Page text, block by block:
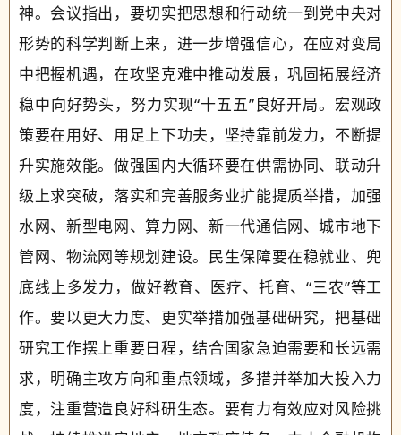
神。会议指出，要切实把思想和行动统一到党中央对
形势的科学判断上来，进一步增强信心，在应对变局
中把握机遇，在攻坚克难中推动发展，巩固拓展经济
稳中向好势头，努力实现“十五五”良好开局。宏观政
策要在用好、用足上下功夫，坚持靠前发力，不断提
升实施效能。做强国内大循环要在供需协同、联动升
级上求突破，落实和完善服务业扩能提质举措，加强
水网、新型电网、算力网、新一代通信网、城市地下
管网、物流网等规划建设。民生保障要在稳就业、兜
底线上多发力，做好教育、医疗、托育、“三农”等工
作。要以更大力度、更实举措加强基础研究，把基础
研究工作摆上重要日程，结合国家急迫需要和长远需
求，明确主攻方向和重点领域，多措并举加大投入力
度，注重营造良好科研生态。要有力有效应对风险挑